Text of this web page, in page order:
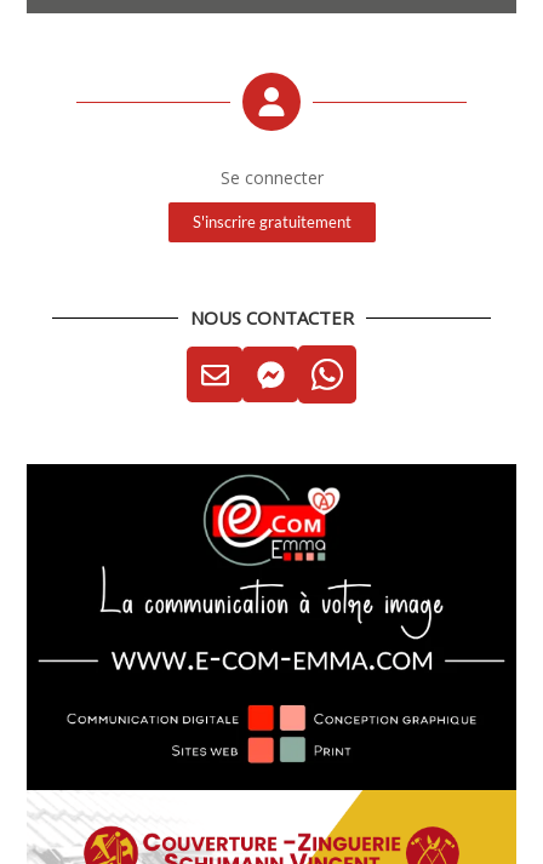
Se connecter
S'inscrire gratuitement
NOUS CONTACTER